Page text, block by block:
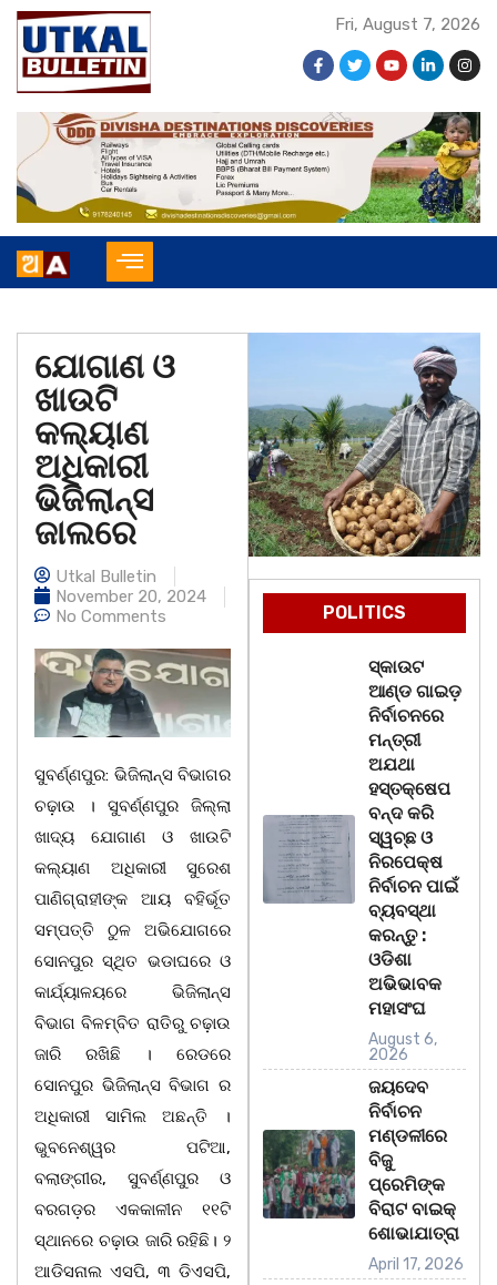
Fri, August 7, 2026
ଯୋଗାଣ ଓ
ଖାଉଟି
କଲ୍ୟାଣ
ଅଧିକାରୀ
ଭିଜିଲାନ୍ସ
ଜାଲରେ
Utkal Bulletin
November 20, 2024
No Comments
ସୁବର୍ଣ୍ଣପୁର: ଭିଜିଲାନ୍ସ ବିଭାଗର
ଚଢ଼ାଉ । ସୁବର୍ଣ୍ଣପୁର ଜିଲ୍ଲା
ଖାଦ୍ୟ ଯୋଗାଣ ଓ ଖାଉଟି
କଲ୍ୟାଣ ଅଧିକାରୀ ସୁରେଶ
ପାଣିଗ୍ରାହୀଙ୍କ ଆୟ ବହିର୍ଭୂତ
ସମ୍ପତ୍ତି ଠୁଳ ଅଭିଯୋଗରେ
ସୋନପୁର ସ୍ଥିତ ଭଡାଘରେ ଓ
କାର୍ଯ୍ୟାଳୟରେ ଭିଜିଲାନ୍ସ
ବିଭାଗ ବିଳମ୍ବିତ ରାତିରୁ ଚଢ଼ାଉ
ଜାରି ରଖିଛି । ରେଡରେ
ସୋନପୁର ଭିଜିଲାନ୍ସ ବିଭାଗ ର
ଅଧିକାରୀ ସାମିଲ ଅଛନ୍ତି ।
ଭୁବନେଶ୍ୱର ପଟିଆ,
ବଲାଙ୍ଗୀର, ସୁବର୍ଣ୍ଣପୁର ଓ
ବରଗଡ଼ର ଏକକାଳୀନ ୧୧ଟି
ସ୍ଥାନରେ ଚଢ଼ାଉ ଜାରି ରହିଛି। ୨
ଆଡିସନାଲ ଏସପି, ୩ ଡିଏସପି,
POLITICS
ସ୍କାଉଟ
ଆଣ୍ଡ ଗାଇଡ଼
ନିର୍ବାଚନରେ
ମନ୍ତ୍ରୀ
ଅଯଥା
ହସ୍ତକ୍ଷେପ
ବନ୍ଦ କରି
ସ୍ୱଚ୍ଛ ଓ
ନିରପେକ୍ଷ
ନିର୍ବାଚନ ପାଇଁ
ବ୍ୟବସ୍ଥା
କରନ୍ତୁ :
ଓଡିଶା
ଅଭିଭାବକ
ମହାସଂଘ
August 6,
2026
ଜୟଦେବ
ନିର୍ବାଚନ
ମଣ୍ଡଳୀରେ
ବିଜୁ
ପ୍ରେମିଙ୍କ
ବିରାଟ ବାଇକ୍
ଶୋଭାଯାତ୍ରା
April 17, 2026